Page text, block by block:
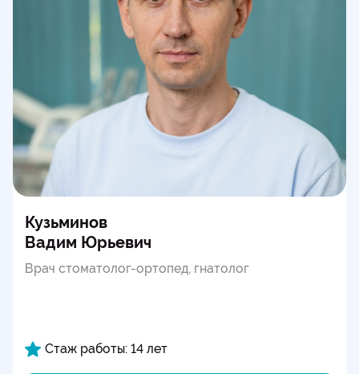
Кузьминов
Вадим Юрьевич
Врач стоматолог-ортопед, гнатолог
Стаж работы: 14 лет